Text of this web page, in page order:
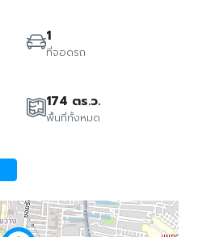
1
ที่จอดรถ
174 ตร.ว.
พื้นที่ทั้งหมด